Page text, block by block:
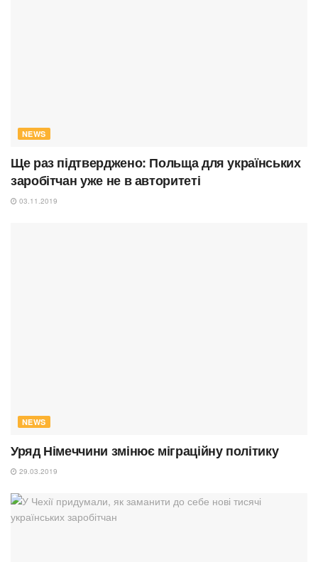
NEWS
Ще раз підтверджено: Польща для українських
заробітчан уже не в авторитеті
03.11.2019
NEWS
Уряд Німеччини змінює міграційну політику
29.03.2019